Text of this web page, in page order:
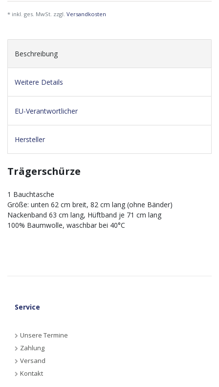
* inkl. ges. MwSt. zzgl. Versandkosten
Beschreibung
Weitere Details
EU-Verantwortlicher
Hersteller
Trägerschürze
1 Bauchtasche
Größe: unten 62 cm breit, 82 cm lang (ohne Bänder)
Nackenband 63 cm lang, Hüftband je 71 cm lang
100% Baumwolle, waschbar bei 40°C
Service
Unsere Termine
Zahlung
Versand
Kontakt